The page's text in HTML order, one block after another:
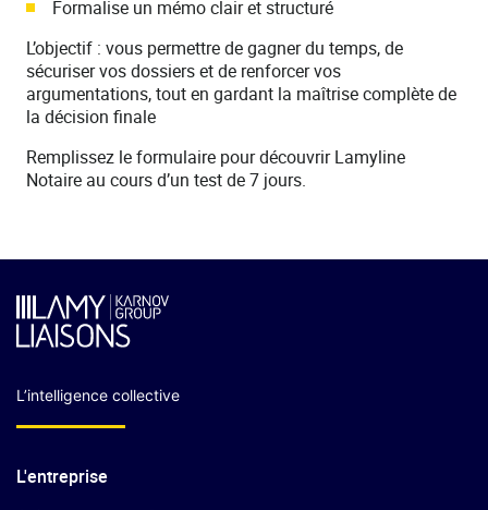
L’intelligence collective
L'entreprise